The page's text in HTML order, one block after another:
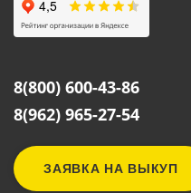
8(800) 600-43-86
8(962) 965-27-54
ЗАЯВКА НА ВЫКУП